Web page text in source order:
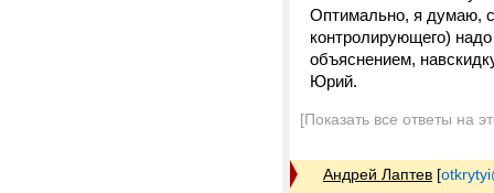
Оптимально, я думаю,
контролирующего)
объяснением,
Юрий.
[Показать все ответы на
Андрей Лаптев [